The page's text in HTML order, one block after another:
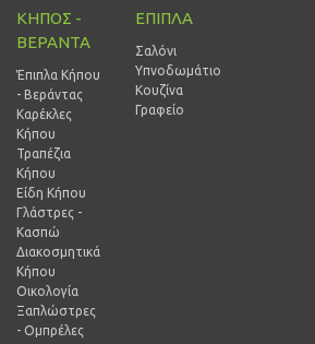
ΚΗΠΟΣ -
ΒΕΡΑΝΤΑ
Έπιπλα Κήπου
- Βεράντας
Καρέκλες
Κήπου
Τραπέζια
Κήπου
Είδη Κήπου
Γλάστρες -
Κασπώ
Διακοσμητικά
Κήπου
Οικολογία
Ξαπλώστρες
- Ομπρέλες
ΕΠΙΠΛΑ
Σαλόνι
Υπνοδωμάτιο
Κουζίνα
Γραφείο